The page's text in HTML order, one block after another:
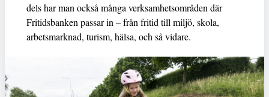
dels har man också många verksamhetsområden där
Fritidsbanken passar in – från fritid till miljö, skola,
arbetsmarknad, turism, hälsa, och så vidare.